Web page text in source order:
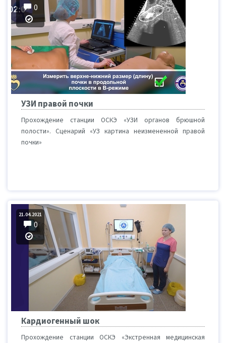
0
УЗИ правой почки
Прохождение станции ОСКЭ «УЗИ органов брюшной
полости». Сценарий «УЗ картина неизмененной правой
почки»
21.04.2021
0
Кардиогенный шок
Прохождение станции ОСКЭ «Экстренная медицинская